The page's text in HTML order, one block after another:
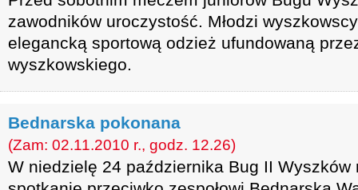
zawodników uroczystość. Młodzi
elegancką sportową odzież ufundowaną
wyszkowskiego.
Bednarska pokonana
(Zam: 02.11.2010 r., godz. 12.26)
W niedzielę 24 października Bug II Wyszków